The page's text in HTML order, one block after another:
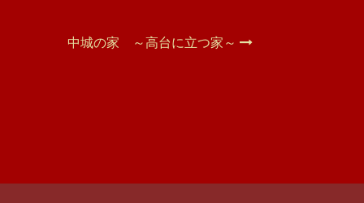
中城の家 ～高台に立つ家～